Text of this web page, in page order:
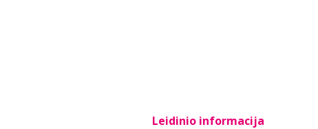
Leidinio informacija